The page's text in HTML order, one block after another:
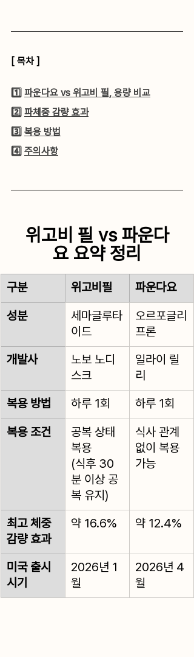
[ 목차 ]
1️⃣ 파운다요 vs 위고비 필, 용량 비교
2️⃣ 파체중 감량 효과
3️⃣ 복용 방법
4️⃣ 주의사항
위고비 필 vs 파운다
요 요약 정리
구분 위고비필
파운다요
성분
세마글루타
이드
오르포글리
프론
개발사
노보 노디
스크
일라이 릴
리
복용 방법
하루 1회
하루 1회
복용 조건
공복 상태
복용
(식후 30
분 이상 공
복 유지)
식사 관계
없이 복용
가능
최고 체중
감량 효과
약 16.6% 약 12.4%
미국 출시
시기
2026년 1
월
2026년 4
월